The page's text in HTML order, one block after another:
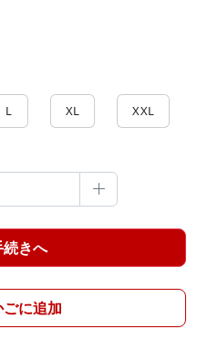
L XL XXL

きへ
に追加